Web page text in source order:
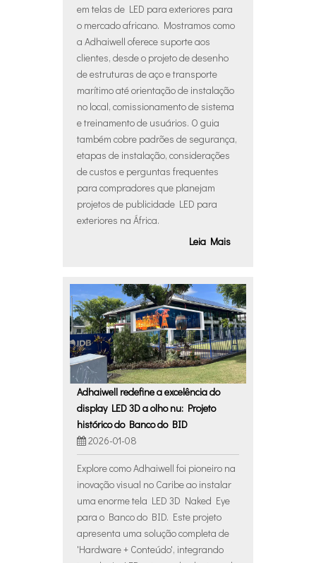
em telas de LED para exteriores para
o mercado africano. Mostramos como
a Adhaiwell oferece suporte aos
clientes, desde o projeto de desenho
de estruturas de aço e transporte
marítimo até orientação de instalação
no local, comissionamento de sistema
e treinamento de usuários. O guia
também cobre padrões de segurança,
etapas de instalação, considerações
de custos e perguntas frequentes
para compradores que planejam
projetos de publicidade LED para
exteriores na África.
Leia Mais
Adhaiwell redefine a excelência do
display LED 3D a olho nu: Projeto
histórico do Banco do BID
2026-01-08
Explore como Adhaiwell foi pioneiro na
inovação visual no Caribe ao instalar
uma enorme tela LED 3D Naked Eye
para o Banco do BID. Este projeto
apresenta uma solução completa de
'Hardware + Conteúdo', integrando